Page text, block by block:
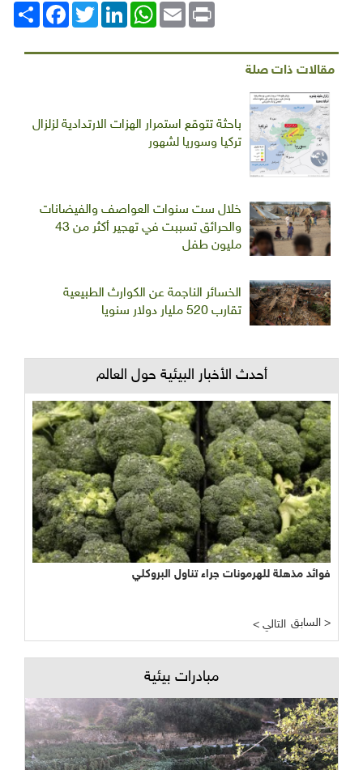
انشر
FacebookTwitterLinkedIn
WhatsAppEmail Print
مقالات ذات صلة
باحثة تتوقع استمرار الهزات الارتدادية لزلزال
تركيا وسوريا لشهور
خلال ست سنوات العواصف والفيضانات
والحرائق تسببت في تهجير أكثر من 43
مليون طفل
الخسائر الناجمة عن الكوارث الطبيعية
تقارب 520 مليار دولار سنويا
أحدث الأخبار البيئية حول العالم
فوائد مذهلة للهرمونات جراء تناول البروكلي
< التالي السابق >
مبادرات بيئية